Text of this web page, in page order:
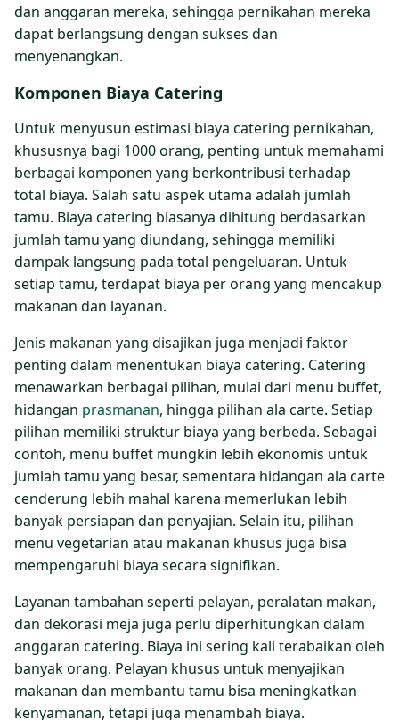
dan anggaran mereka, sehingga pernikahan mereka
dapat berlangsung dengan sukses dan
menyenangkan.
Komponen Biaya Catering
Untuk menyusun estimasi biaya catering pernikahan,
khususnya bagi 1000 orang, penting untuk memahami
berbagai komponen yang berkontribusi terhadap
total biaya. Salah satu aspek utama adalah jumlah
tamu. Biaya catering biasanya dihitung berdasarkan
jumlah tamu yang diundang, sehingga memiliki
dampak langsung pada total pengeluaran. Untuk
setiap tamu, terdapat biaya per orang yang mencakup
makanan dan layanan.
Jenis makanan yang disajikan juga menjadi faktor
penting dalam menentukan biaya catering. Catering
menawarkan berbagai pilihan, mulai dari menu buffet,
hidangan prasmanan, hingga pilihan ala carte. Setiap
pilihan memiliki struktur biaya yang berbeda. Sebagai
contoh, menu buffet mungkin lebih ekonomis untuk
jumlah tamu yang besar, sementara hidangan ala carte
cenderung lebih mahal karena memerlukan lebih
banyak persiapan dan penyajian. Selain itu, pilihan
menu vegetarian atau makanan khusus juga bisa
mempengaruhi biaya secara signifikan.
Layanan tambahan seperti pelayan, peralatan makan,
dan dekorasi meja juga perlu diperhitungkan dalam
anggaran catering. Biaya ini sering kali terabaikan oleh
banyak orang. Pelayan khusus untuk menyajikan
makanan dan membantu tamu bisa meningkatkan
kenyamanan, tetapi juga menambah biaya.